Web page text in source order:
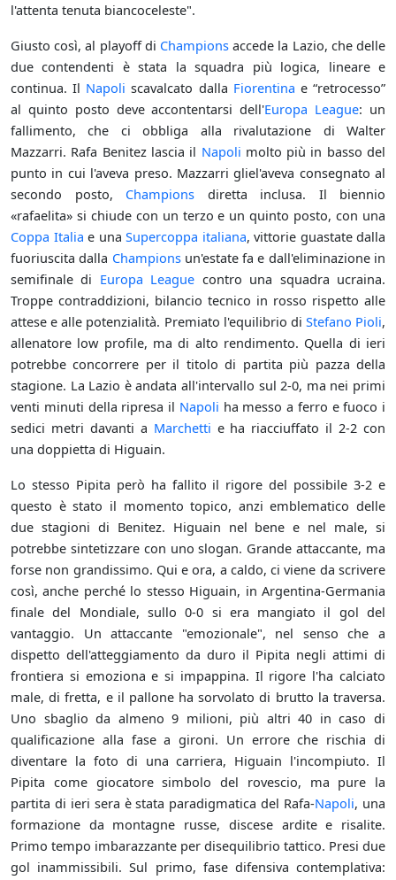
l'attenta tenuta biancoceleste".
Giusto così, al playoff di Champions accede la Lazio, che delle
due contendenti è stata la squadra più logica, lineare e
continua. Il Napoli scavalcato dalla Fiorentina e “retrocesso”
al quinto posto deve accontentarsi dell'Europa League: un
fallimento, che ci obbliga alla rivalutazione di Walter
Mazzarri. Rafa Benitez lascia il Napoli molto più in basso del
punto in cui l'aveva preso. Mazzarri gliel'aveva consegnato al
secondo posto, Champions diretta inclusa. Il biennio
«rafaelita» si chiude con un terzo e un quinto posto, con una
Coppa Italia e una Supercoppa italiana, vittorie guastate dalla
fuoriuscita dalla Championsun'estate fa e dall'eliminazione in
semifinale di Europa League contro una squadra ucraina.
Troppe contraddizioni, bilancio tecnico in rosso rispetto alle
attese e alle potenzialità. Premiato l'equilibrio di Stefano Pioli,
allenatore low profile, ma di alto rendimento. Quella di ieri
potrebbe concorrere per il titolo di partita più pazza della
stagione. La Lazio è andata all'intervallo sul 2-0, ma nei primi
venti minuti della ripresa il Napoli ha messo a ferro e fuoco i
sedici metri davanti a Marchetti e ha riacciuffato il 2-2 con
una doppietta di Higuain.
Lo stesso Pipita però ha fallito il rigore del possibile 3-2 e
questo è stato il momento topico, anzi emblematico delle
due stagioni di Benitez. Higuain nel bene e nel male, si
potrebbe sintetizzare con uno slogan. Grande attaccante, ma
forse non grandissimo. Qui e ora, a caldo, ci viene da scrivere
così, anche perché lo stesso Higuain, in Argentina-Germania
finale del Mondiale, sullo 0-0 si era mangiato il gol del
vantaggio. Un attaccante "emozionale", nel senso che a
dispetto dell'atteggiamento da duro il Pipita negli attimi di
frontiera si emoziona e si impappina. Il rigore l'ha calciato
male, di fretta, e il pallone ha sorvolato di brutto la traversa.
Uno sbaglio da almeno 9 milioni, più altri 40 in caso di
qualificazione alla fase a gironi. Un errore che rischia di
diventare la foto di una carriera, Higuain l'incompiuto. Il
Pipita come giocatore simbolo del rovescio, ma pure la
partita di ieri sera è stata paradigmatica del Rafa-Napoli, una
formazione da montagne russe, discese ardite e risalite.
Primo tempo imbarazzante per disequilibrio tattico. Presi due
gol inammissibili. Sul primo, fase difensiva contemplativa: